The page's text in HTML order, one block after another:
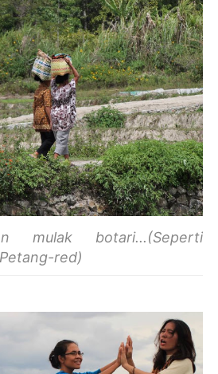
mulak botari...(Seperti
red)